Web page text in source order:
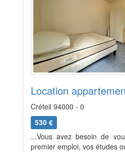
Location
Créteil 94000 - 0
530 €
...Vous avez besoin de
premier emploi, vos études